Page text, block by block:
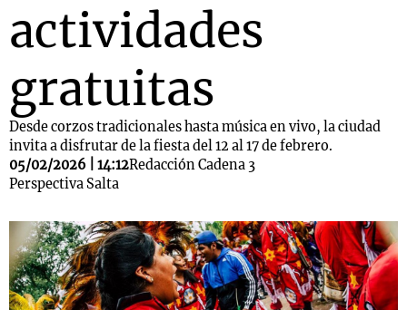
actividades
gratuitas
Desde corzos tradicionales hasta música en vivo, la ciudad
invita a disfrutar de la fiesta del 12 al 17 de febrero.
05/02/2026 | 14:12Redacción Cadena 3
Perspectiva Salta